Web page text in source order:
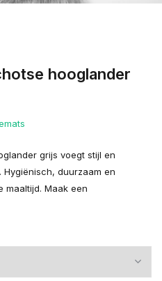
hooglander
grijs voegt stijl en
duurzaam en
maaltijd. Maak een